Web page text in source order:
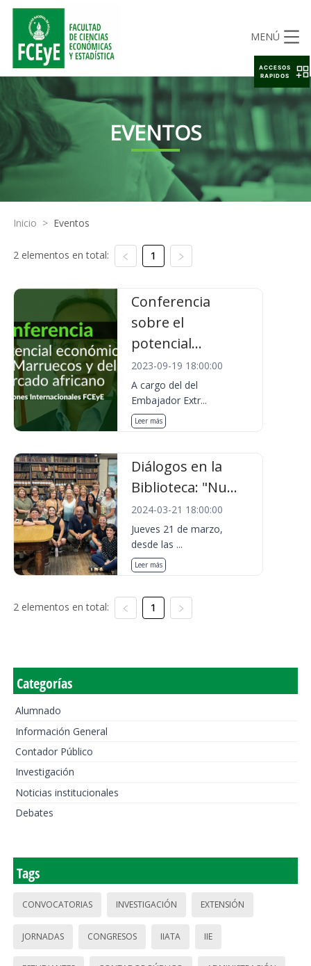
MENÚ
EVENTOS
Inicio > Eventos
2 elementos en total: 1
Conferencia
sobre el
potencial...
2023-09-19 18:00:00
A cargo del del
Embajador Extr...
Leer más
Diálogos en la
Biblioteca: "Nu...
2024-03-21 18:00:00
Jueves 21 de marzo,
desde las ...
Leer más
2 elementos en total: 1
Categorías
Alumnado
Información General
Contador Público
Investigación
Noticias institucionales
Debates
Tags
CONVOCATORIAS INVESTIGACIÓN EXTENSIÓN
JORNADAS CONGRESOS IIATA IIE
ACCESOS
RAPIDOS